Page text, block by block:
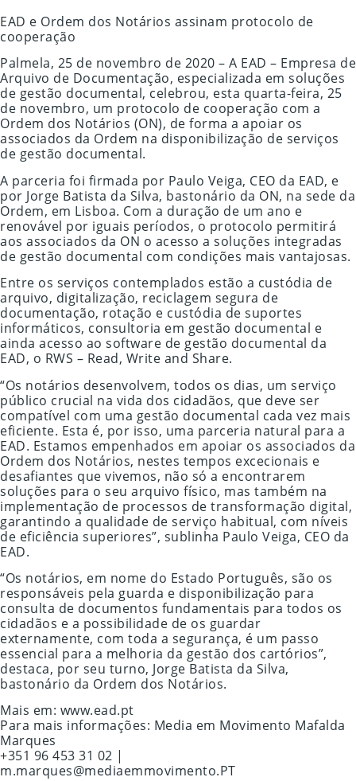
EAD e Ordem dos Notários assinam protocolo de
cooperação
Palmela, 25 de novembro de 2020 – A EAD – Empresa de
Arquivo de Documentação, especializada em soluções
de gestão documental, celebrou, esta quarta-feira, 25
de novembro, um protocolo de cooperação com a
Ordem dos Notários (ON), de forma a apoiar os
associados da Ordem na disponibilização de serviços
de gestão documental.
A parceria foi firmada por Paulo Veiga, CEO da EAD, e
por Jorge Batista da Silva, bastonário da ON, na sede da
Ordem, em Lisboa. Com a duração de um ano e
renovável por iguais períodos, o protocolo permitirá
aos associados da ON o acesso a soluções integradas
de gestão documental com condições mais vantajosas.
Entre os serviços contemplados estão a custódia de
arquivo, digitalização, reciclagem segura de
documentação, rotação e custódia de suportes
informáticos, consultoria em gestão documental e
ainda acesso ao software de gestão documental da
EAD, o RWS – Read, Write and Share.
“Os notários desenvolvem, todos os dias, um serviço
público crucial na vida dos cidadãos, que deve ser
compatível com uma gestão documental cada vez mais
eficiente. Esta é, por isso, uma parceria natural para a
EAD. Estamos empenhados em apoiar os associados da
Ordem dos Notários, nestes tempos excecionais e
desafiantes que vivemos, não só a encontrarem
soluções para o seu arquivo físico, mas também na
implementação de processos de transformação digital,
garantindo a qualidade de serviço habitual, com níveis
de eficiência superiores”, sublinha Paulo Veiga, CEO da
EAD.
“Os notários, em nome do Estado Português, são os
responsáveis pela guarda e disponibilização para
consulta de documentos fundamentais para todos os
cidadãos e a possibilidade de os guardar
externamente, com toda a segurança, é um passo
essencial para a melhoria da gestão dos cartórios”,
destaca, por seu turno, Jorge Batista da Silva,
bastonário da Ordem dos Notários.
Mais em: www.ead.pt
Para mais informações: Media em Movimento Mafalda
Marques
+351 96 453 31 02 |
m.marques@mediaemmovimento.PT